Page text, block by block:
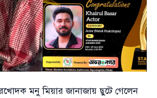
মনু মিয়ার জানাজায় ছুটে গেলেন